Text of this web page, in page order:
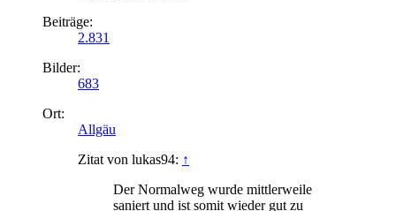
Beiträge:
2.831
Bilder:
683
Ort:
Allgäu
Zitat von lukas94: ↑
Der Normalweg wurde mittlerweile
saniert und ist somit wieder gut zu